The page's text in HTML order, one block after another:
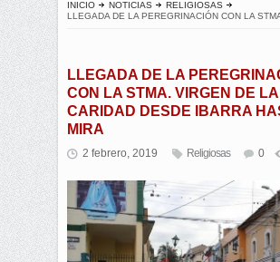
INICIO NOTICIAS
RELIGIOSAS
LLEGADA DE LA PEREGRINACIÓN CON LA
LLEGADA DE LA
CON LA STMA. VIRGEN DE LA
CARIDAD DESDE IBARRA
MIRA
2 febrero, 2019 Religiosas 0